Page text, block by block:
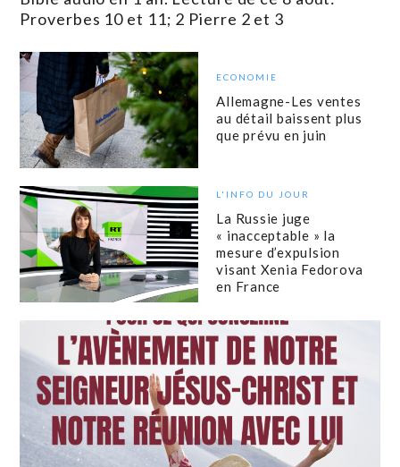
Proverbes 10 et 11; 2 Pierre 2 et 3
ECONOMIE
Allemagne-Les ventes
au détail baissent plus
que prévu en juin
L'INFO DU JOUR
La Russie juge
« inacceptable » la
mesure d’expulsion
visant Xenia Fedorova
en France